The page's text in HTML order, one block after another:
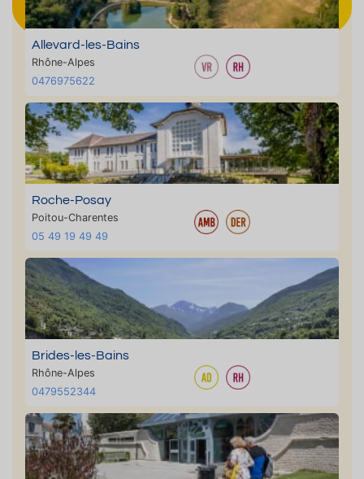
Allevard-les-Bains
Rhône-Alpes
0476975622
Roche-Posay
Poitou-Charentes
05 49 19 49 49
Brides-les-Bains
Rhône-Alpes
0479552344